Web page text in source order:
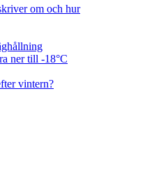
om och hur
ner till -18°C
vintern?